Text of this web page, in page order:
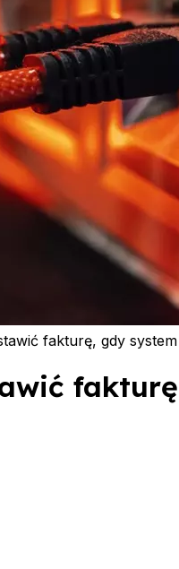
fakturę, gdy system